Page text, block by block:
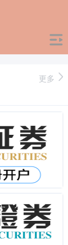
更多